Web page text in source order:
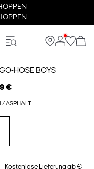
HOSE BOYS
€
/ ASPHALT
Kostenlose Lieferung ab €